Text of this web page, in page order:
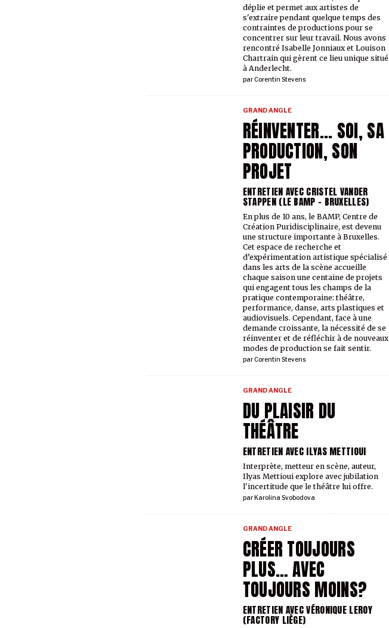
parCorentin Stevens
déplie et permet aux artistes de
s'extraire pendant quelque temps des
contraintes de productions pour se
concentrer sur leur travail. Nous avons
rencontré Isabelle Jonniaux et Louison
Chartrain qui gèrent ce lieu unique situé
à Anderlecht.
RÉINVENTER... SOI, SA
PRODUCTION, SON
PROJET
ENTRETIEN AVEC CRISTEL VANDER
STAPPEN (LE BAMP – BRUXELLES)
GRAND ANGLE
parCorentin Stevens
En plus de 10 ans, le BAMP, Centre de
Création Puridisciplinaire, est devenu
une structure importante à Bruxelles.
Cet espace de recherche et
d’expérimentation artistique spécialisé
dans les arts de la scène accueille
chaque saison une centaine de projets
qui engagent tous les champs de la
pratique contemporaine: théâtre,
performance, danse, arts plastiques et
audiovisuels. Cependant, face à une
demande croissante, la nécessité de se
réinventer et de réfléchir à de nouveaux
modes de production se fait sentir.
DU PLAISIR DU
THÉÂTRE
ENTRETIEN AVEC ILYAS METTIOUI
GRAND ANGLE
par Karolina Svobodova
Interprète, metteur en scène, auteur,
Ilyas Mettioui explore avec jubilation
l'incertitude que le théâtre lui offre.
CRÉER TOUJOURS
PLUS… AVEC
TOUJOURS MOINS?
ENTRETIEN AVEC VÉRONIQUE LEROY
(FACTORY LIÈGE)
GRAND ANGLE